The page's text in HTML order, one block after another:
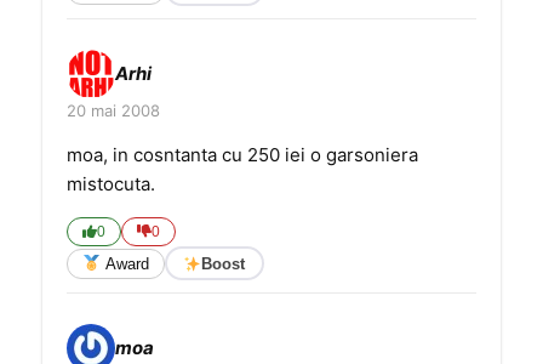
Arhi
20 mai 2008
moa, in cosntanta cu 250 iei o garsoniera
mistocuta.
0 0
Award Boost
moa